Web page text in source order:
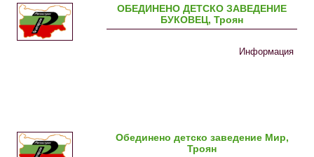
ОБЕДИНЕНО ДЕТСКО ЗАВЕДЕНИЕ
БУКОВЕЦ, Троян
Информация
Обединено детско заведение Мир,
Троян